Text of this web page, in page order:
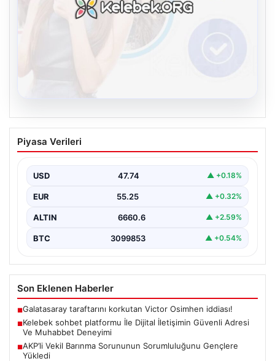
Kelebek sohbet platformu İle Dijital
İletişimin Güvenli Adresi Ve Muhabbet
Sanal çağında insanların kaliteli bir biçimde iletişim
Halen pek…
Piyasa Verileri
USD 47.74 ▲ +0.18%
EUR 55.25 ▲ +0.32%
ALTIN 6660.6 ▲ +2.59%
BTC 3099853 ▲ +0.54%
Son Eklenen Haberler
■Galatasaray taraftarını korkutan Victor Osimhen iddiası!
■Kelebek sohbet platformu İle Dijital İletişimin Güvenli Adresi
Ve Muhabbet Deneyimi
■AKP’li Vekil Barınma Sorununun Sorumluluğunu Gençlere
Yükledi